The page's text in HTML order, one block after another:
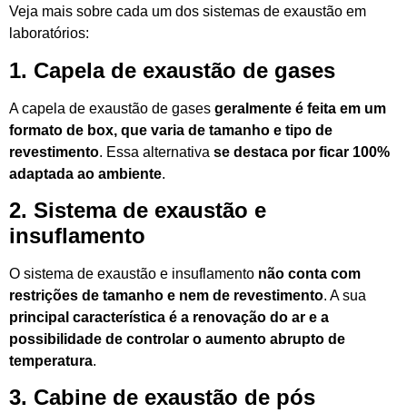
Veja mais sobre cada um dos sistemas de exaustão em
laboratórios:
1. Capela de exaustão de gases
A capela de exaustão de gases geralmente é feita em um
formato de box, que varia de tamanho e tipo de
revestimento. Essa alternativa se destaca por ficar 100%
adaptada ao ambiente.
2. Sistema de exaustão e
insuflamento
O sistema de exaustão e insuflamento não conta com
restrições de tamanho e nem de revestimento. A sua
principal característica é a renovação do ar e a
possibilidade de controlar o aumento abrupto de
temperatura.
3. Cabine de exaustão de pós